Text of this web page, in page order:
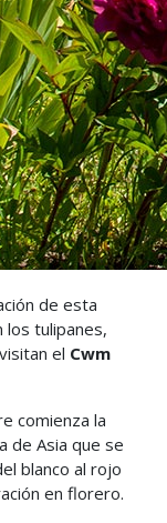
de esta
los tulipanes,
el Cwm
comienza la
de Asia que se
blanco al rojo
en florero.